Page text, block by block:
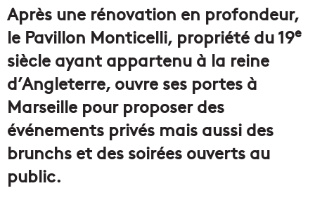
Après une rénovation en profondeur,
le Pavillon Monticelli, propriété du 19e
siècle ayant appartenu à la reine
d’Angleterre, ouvre ses portes à
Marseille pour proposer des
événements privés mais aussi des
brunchs et des soirées ouverts au
public.